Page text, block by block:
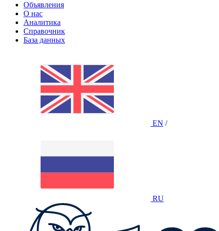
Объявления
О нас
Аналитика
Справочник
База данных
EN /
RU